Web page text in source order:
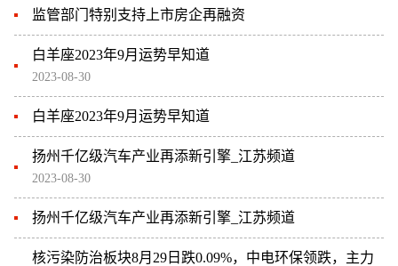
监管部门特别支持上市房企再融资
白羊座2023年9月运势早知道
2023-08-30
白羊座2023年9月运势早知道
扬州千亿级汽车产业再添新引擎_江苏频道
2023-08-30
扬州千亿级汽车产业再添新引擎_江苏频道
核污染防治板块8月29日跌0.09%，中电环保领跌，主力